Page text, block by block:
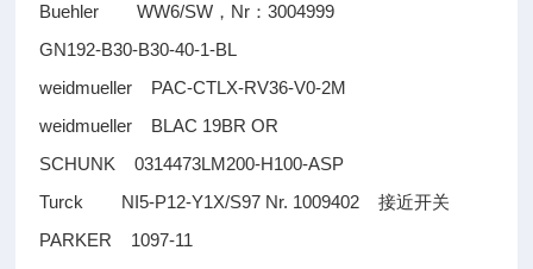
Buehler WW6/SW ， Nr ：3004999
GN192-B30-B30-40-1-BL
weidmueller PAC-CTLX-RV36-V0-2M
weidmueller BLAC 19BR OR
SCHUNK 0314473LM200-H100-ASP
Turck NI5-P12-Y1X/S97 Nr. 1009402接近开关
PARKER 1097-11